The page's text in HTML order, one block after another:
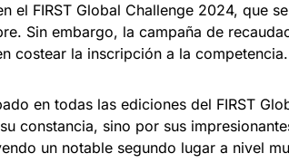
el FIRST Global Challenge 2024, que
Sin embargo, la campaña de
costear la inscripción a la competencia.
en todas las ediciones del FIRST
constancia, sino por sus
un notable segundo lugar a nivel